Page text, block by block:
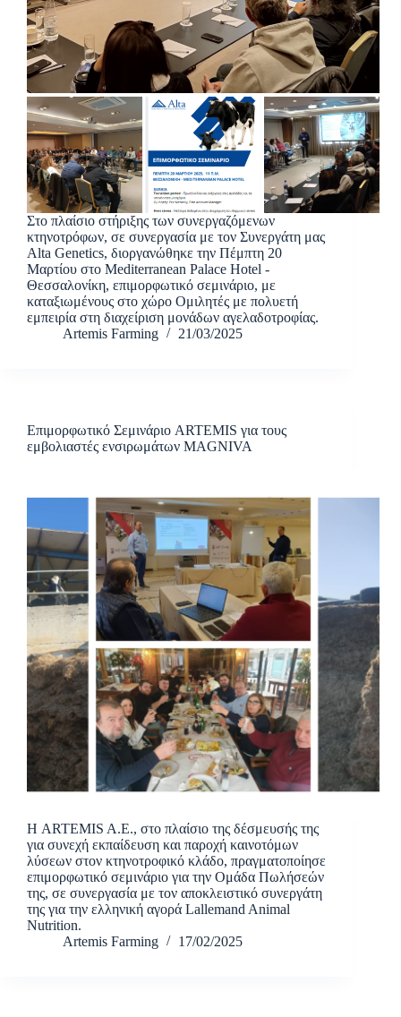
Στο πλαίσιο στήριξης των συνεργαζόμενων
κτηνοτρόφων, σε συνεργασία με τον Συνεργάτη μας
Alta Genetics, διοργανώθηκε την Πέμπτη 20
Μαρτίου στο Mediterranean Palace Hotel -
Θεσσαλονίκη, επιμορφωτικό σεμινάριο, με
καταξιωμένους στο χώρο Ομιλητές με πολυετή
εμπειρία στη διαχείριση μονάδων αγελαδοτροφίας.
Artemis Farming
21/03/2025
Επιμορφωτικό Σεμινάριο ARTEMIS για τους
εμβολιαστές ενσιρωμάτων MAGNIVA
Η ARTEMIS A.E., στο πλαίσιο της δέσμευσής της
για συνεχή εκπαίδευση και παροχή καινοτόμων
λύσεων στον κτηνοτροφικό κλάδο, πραγματοποίησε
επιμορφωτικό σεμινάριο για την Ομάδα Πωλήσεών
της, σε συνεργασία με τον αποκλειστικό συνεργάτη
της για την ελληνική αγορά Lallemand Animal
Nutrition.
Artemis Farming
17/02/2025